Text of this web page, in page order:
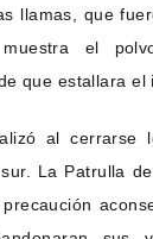
llamas, que
el
que estallara el
al cerrarse
La Patrulla